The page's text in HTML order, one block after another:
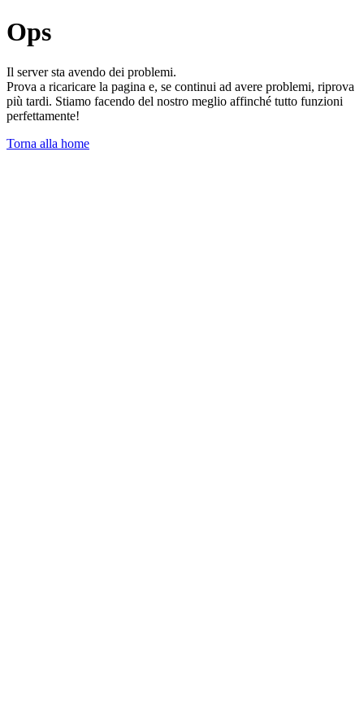
Ops
Il server sta avendo dei problemi.
Prova a ricaricare la pagina e, se continui ad avere problemi, riprova
più tardi. Stiamo facendo del nostro meglio affinché tutto funzioni
perfettamente!
Torna alla home